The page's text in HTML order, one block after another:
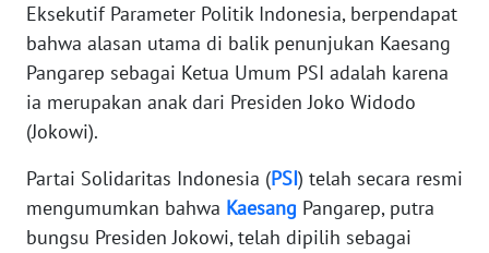
Eksekutif Parameter Politik Indonesia, berpendapat
bahwa alasan utama di balik penunjukan Kaesang
Pangarep sebagai Ketua Umum PSI adalah karena
ia merupakan anak dari Presiden Joko Widodo
(Jokowi).
Partai Solidaritas Indonesia (PSI) telah secara resmi
mengumumkan bahwa Kaesang Pangarep, putra
bungsu Presiden Jokowi, telah dipilih sebagai
KONTAK
KAMI
INFO
IKLAN
TENTANG
KAMI